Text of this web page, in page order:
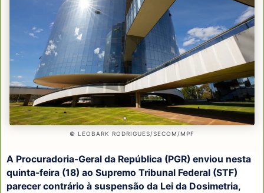
© LEOBARK RODRIGUES/SECOM/MPF
A Procuradoria-Geral da República (PGR) enviou nesta
quinta-feira (18) ao Supremo Tribunal Federal (STF)
parecer contrário à suspensão da Lei da Dosimetria,